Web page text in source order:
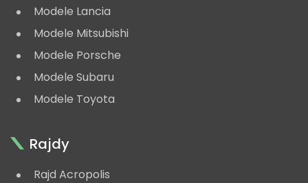
Modele Lancia
Modele Mitsubishi
Modele Porsche
Modele Subaru
Modele Toyota
Rajdy
Rajd Acropolis